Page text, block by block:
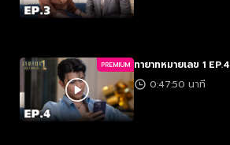
PREMIUM ทายาทหมายเลข 1 EP.4
0:47:50 นาที